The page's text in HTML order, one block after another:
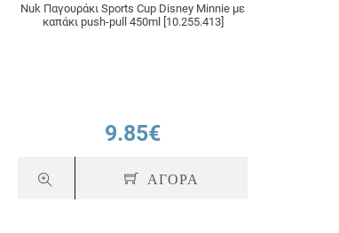
Nuk Παγουράκι Sports Cup Disney Minnie με
καπάκι push-pull 450ml [10.255.413]
9.85€
ΑΓΟΡΑ